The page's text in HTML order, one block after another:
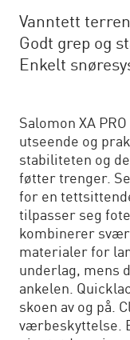
Vanntett
Godt grep og
Enkelt
Salomon XA
utseende og
stabiliteten og
føtter trenger.
for en
tilpasser seg
kombinerer
materialer for
underlag, mens
ankelen.
skoen av og på.
værbeskyttelse.